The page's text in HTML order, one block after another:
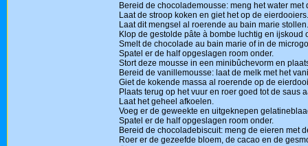
Bereid de chocolademousse: meng het water
Laat de stroop koken en giet het op de eierdooiers.
Laat dit mengsel al roerende au bain marie stollen.
Klop de gestolde pâte à bombe luchtig en ijskoud
Smelt de chocolade au bain marie of in de
Spatel er de half opgeslagen room onder.
Stort deze mousse in een minibûchevorm en
Bereid de vanillemousse: laat de melk met het
Giet de kokende massa al roerende op de
Plaats terug op het vuur en roer goed tot de saus
Laat het geheel afkoelen.
Voeg er de geweekte en uitgeknepen
Spatel er de half opgeslagen room onder.
Bereid de chocoladebiscuit: meng de eieren met
Roer er de gezeefde bloem, de cacao en de